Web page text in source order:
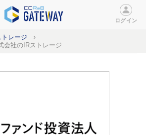
ログイン
トレージ
会社のIRストレージ